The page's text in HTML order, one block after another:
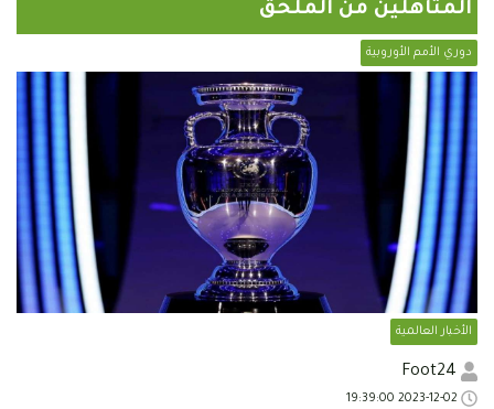
أخبار متفرقة
البرامج
البث المباشر
Chrono24
Sports 24
المتأهلين من الملحق
دوري الأمم الأوروبية
الأخبار العالمية